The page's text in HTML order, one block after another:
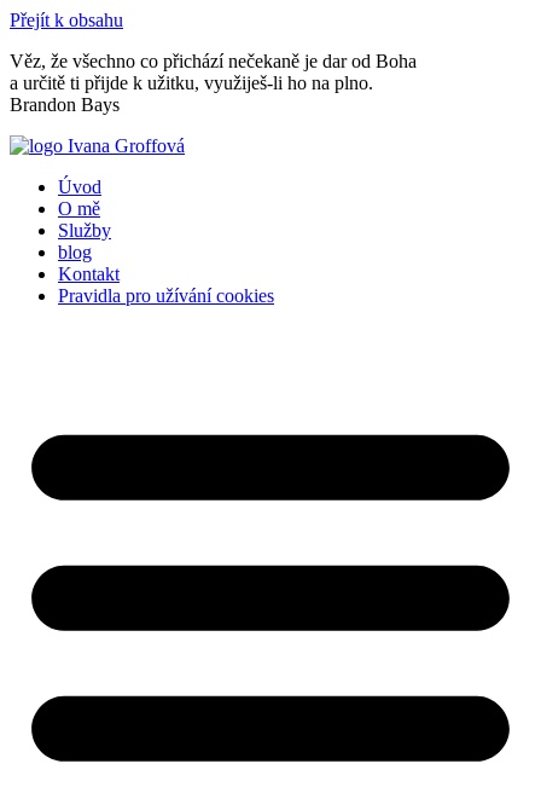
Přejít k obsahu
Věz, že všechno co přichází nečekaně je dar od Boha
a určitě ti přijde k užitku, využiješ-li ho na plno.
Brandon Bays
Úvod
O mě
Služby
blog
Kontakt
Pravidla pro užívání cookies